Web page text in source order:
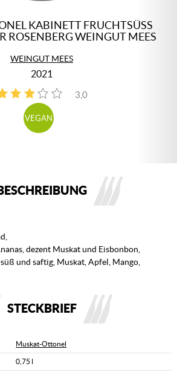
KABINETT FRUCHTSÜSS
ROSENBERG WEINGUT MEES
WEINGUT MEES
2021
3,0
1
VEGAN
dezent Muskat und Eisbonbon,
und saftig, Muskat, Apfel, Mango,
STECKBRIEF
Muskat-Ottonel
0,75 l